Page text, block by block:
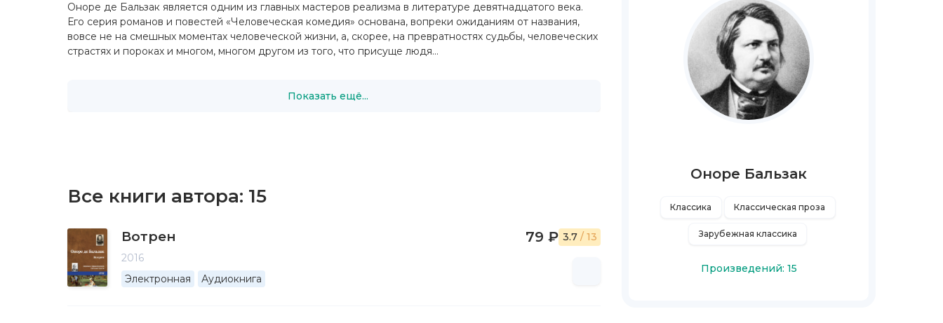
Оноре де Бальзак является одним из главных мастеров реализма в литературе девятнадцатого века.
Его серия романов и повестей «Человеческая комедия» основана, вопреки ожиданиям от названия,
вовсе не на смешных моментах человеческой жизни, а, скорее, на превратностях судьбы, человеческих
страстях и пороках и многом, многом другом из того, что присуще людя...
Показать ещё...
Все книги автора: 15
Вотрен
2016
Электронная
Аудиокнига
79 ₽ 3.7 / 13
Оноре Бальзак
Классика Классическая проза
Зарубежная классика
Произведений: 15